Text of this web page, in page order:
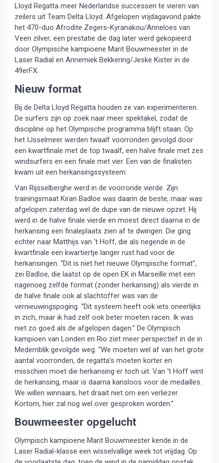
Lloyd Regatta meer Nederlandse successen te vieren van
zeilers uit Team Delta Lloyd. Afgelopen vrijdagavond pakte
het 470-duo Afrodite Zegers-Kyranakou/Anneloes van
Veen zilver; een prestatie die dag later werd gekopieerd
door Olympische kampioene Marit Bouwmeester in de
Laser Radial en Annemiek Bekkering/Jeske Kister in de
49erFX.
Nieuw format
Bij de Delta Lloyd Regatta houden ze van experimenteren.
De surfers zijn op zoek naar meer spektakel, zodat de
discipline op het Olympische programma blijft staan. Op
het IJsselmeer werden twaalf voorronden gevolgd door
een kwartfinale met de top twaalf, een halve finale met zes
windsurfers en een finale met vier. Een van de finalisten
kwam uit een herkansingssysteem.
Van Rijsselberghe werd in de voorronde vierde. Zijn
trainingsmaat Kiran Badloe was daarin de beste, maar was
afgelopen zaterdag wel de dupe van de nieuwe opzet. Hij
werd in de halve finale vierde en moest direct daarna in de
herkansing een finaleplaats zien af te dwingen. Die ging
echter naar Matthijs van ‘t Hoff, die als negende in de
kwartfinale een kwartiertje langer rust had voor de
herkansingen. “Dit is niet het nieuwe Olympische format”,
zei Badloe, die laatst op de open EK in Marseille met een
nagenoeg zelfde format (zonder herkansing) als vierde in
de halve finale ook al slachtoffer was van de
vernieuwingspoging. “Dit systeem heeft ook iets oneerlijks
in zich, maar ik had zelf ook beter moeten racen. Ik was
niet zo goed als de afgelopen dagen.” De Olympisch
kampioen van Londen en Rio ziet meer perspectief in de in
Medemblik gevolgde weg. “We moeten wel af van het grote
aantal voorronden, de regatta’s moeten korter en
misschien moet die herkansing er toch uit. Van ‘t Hoff wint
de herkansing, maar is daarna kansloos voor de medailles.
We willen winnaars, het draait niet om een verliezer.
Kortom, hier zal nog wel over gesproken worden.”
Bouwmeester opgelucht
Olympisch kampioene Marit Bouwmeester kende in de
Laser Radial-klasse een wisselvallige week tot vrijdag. Op